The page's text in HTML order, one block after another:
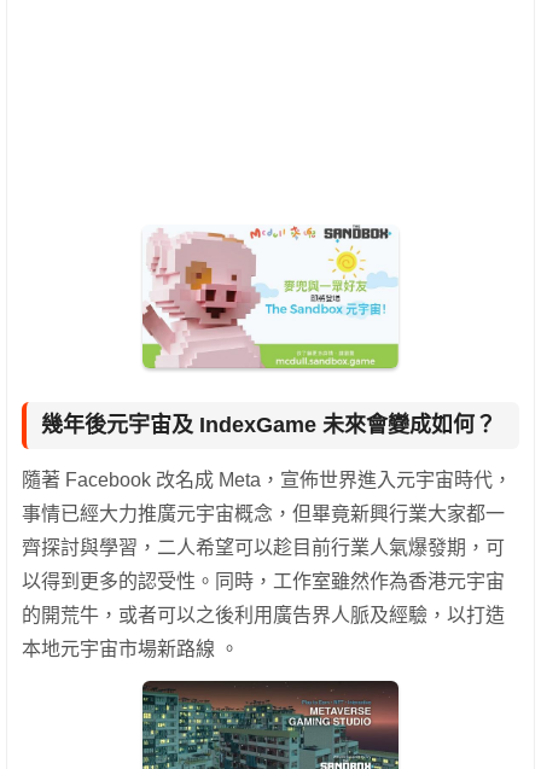
幾年後元宇宙及 IndexGame 未來會變成如何？
隨著 Facebook 改名成 Meta，宣佈世界進入元宇宙時代，
事情已經大力推廣元宇宙概念，但畢竟新興行業大家都一
齊探討與學習，二人希望可以趁目前行業人氣爆發期，可
以得到更多的認受性。同時，工作室雖然作為香港元宇宙
的開荒牛，或者可以之後利用廣告界人脈及經驗，以打造
本地元宇宙市場新路線 。